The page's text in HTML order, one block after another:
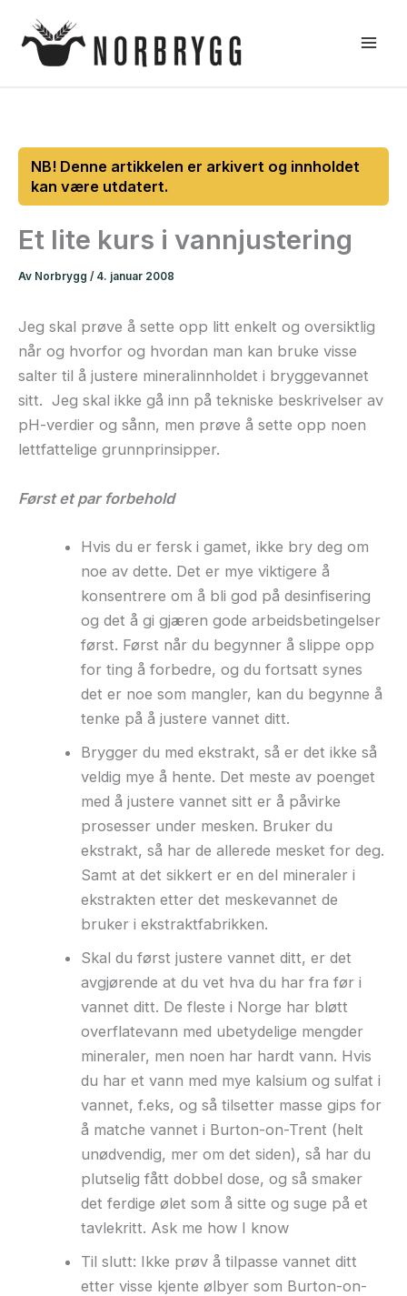
rett
Et lite kurs i vannjustering
Av Norbrygg / 4. januar 2008
Jeg skal prøve å sette opp litt enkelt og oversiktlig
når og hvorfor og hvordan man kan bruke visse
salter til å justere mineralinnholdet i bryggevannet
sitt. Jeg skal ikke gå inn på tekniske beskrivelser av
pH-verdier og sånn, men prøve å sette opp noen
lettfattelige grunnprinsipper.
Først et par forbehold
Hvis du er fersk i gamet, ikke bry deg om
noe av dette. Det er mye viktigere å
konsentrere om å bli god på desinfisering
og det å gi gjæren gode arbeidsbetingelser
først. Først når du begynner å slippe opp
for ting å forbedre, og du fortsatt synes
det er noe som mangler, kan du begynne å
tenke på å justere vannet ditt.
Brygger du med ekstrakt, så er det ikke så
veldig mye å hente. Det meste av poenget
med å justere vannet sitt er å påvirke
prosesser under mesken. Bruker du
ekstrakt, så har de allerede mesket for deg.
Samt at det sikkert er en del mineraler i
ekstrakten etter det meskevannet de
bruker i ekstraktfabrikken.
Skal du først justere vannet ditt, er det
avgjørende at du vet hva du har fra før i
vannet ditt. De fleste i Norge har bløtt
overflatevann med ubetydelige mengder
mineraler, men noen har hardt vann. Hvis
du har et vann med mye kalsium og sulfat i
vannet, f.eks, og så tilsetter masse gips for
å matche vannet i Burton-on-Trent (helt
unødvendig, mer om det siden), så har du
plutselig fått dobbel dose, og så smaker
det ferdige ølet som å sitte og suge på et
tavlekritt. Ask me how I know
Til slutt: Ikke prøv å tilpasse vannet ditt
etter visse kjente ølbyer som Burton-on-